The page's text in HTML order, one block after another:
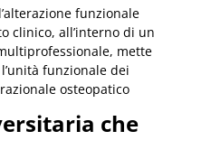
funzionale
clinico, all’interno di un
mette
funzionale dei
osteopatico
che